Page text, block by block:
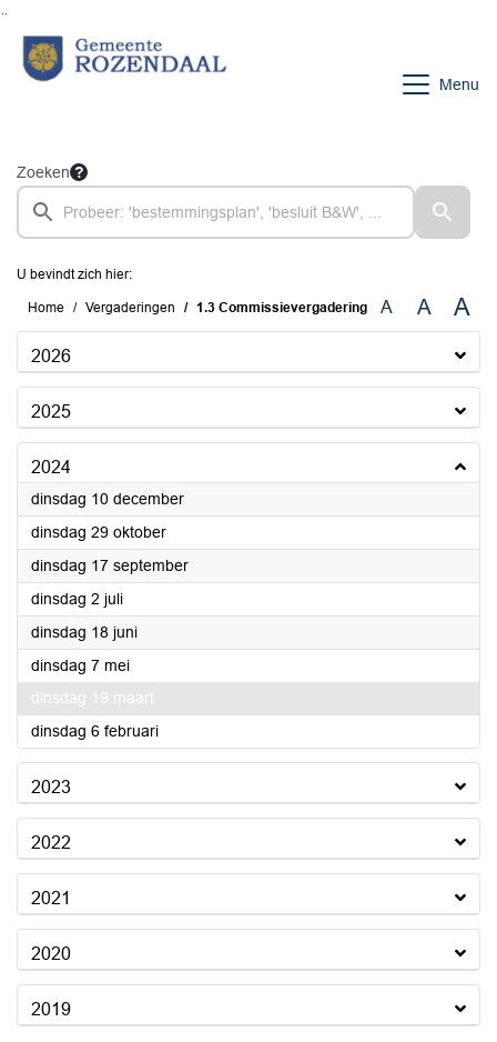
Menu
Zoeken
U bevindt zich hier:
Home Vergaderingen 1.3 Commissievergadering A A A
2026
2025
2024
dinsdag 10 december2024
dinsdag 29 oktober2024
dinsdag 17 september2024
dinsdag 2 juli2024
dinsdag 18 juni2024
dinsdag 7 mei2024
dinsdag 19 maart
dinsdag 6 februari2024
2023
2022
2021
2020
2019